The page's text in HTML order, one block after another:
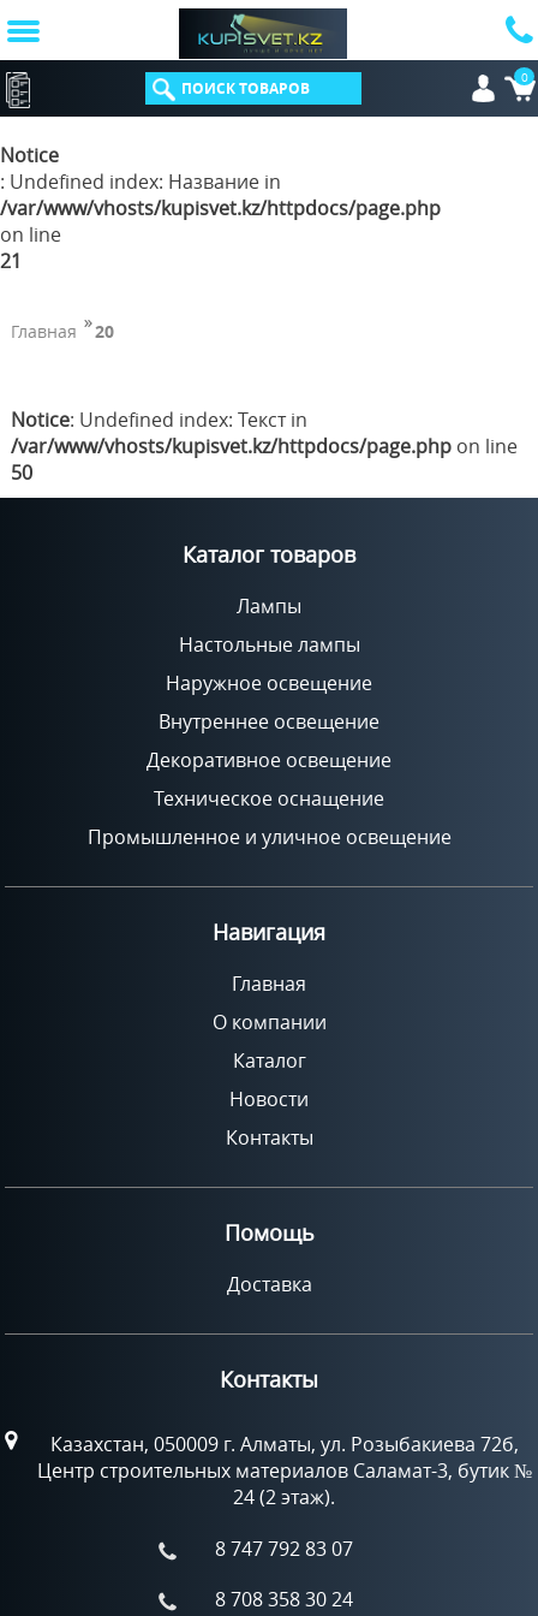
Notice
: Undefined index: Название in
/var/www/vhosts/kupisvet.kz/httpdocs/page.php
on line
21
КАТАЛОГ 0
Главная 20
Notice: Undefined index: Текст in
/var/www/vhosts/kupisvet.kz/httpdocs/page.phpon line
50
Каталог товаров
Лампы
Настольные лампы
Наружное освещение
Внутреннее освещение
Декоративное освещение
Техническое оснащение
Промышленное и уличное освещение
Навигация
Главная
О компании
Каталог
Новости
Контакты
Помощь
Доставка
Контакты
Казахстан, 050009 г. Алматы, ул. Розыбакиева 72б,
Центр строительных материалов Саламат-3, бутик №
24 (2 этаж).
8 747 792 83 07
8 708 358 30 24